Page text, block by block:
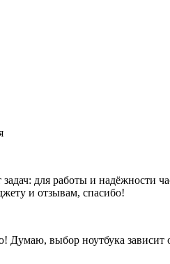
задач: для работы и
и отзывам, спасибо!
выбор ноутбука зависит